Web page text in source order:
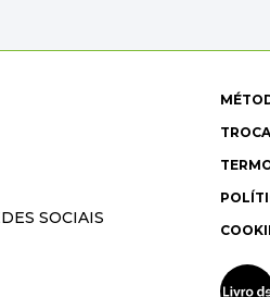
SOCIAIS